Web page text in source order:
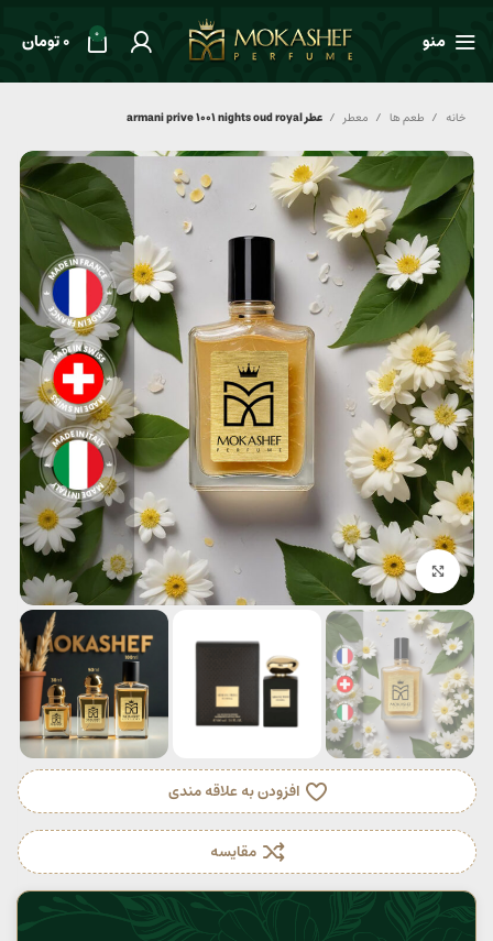
منو 0
0تومان
خانه طعم ها معطر عطر armani prive 1001 nights oud royal
بزرگنمایی تصویر
افزودن به علاقه مندی
مقایسه